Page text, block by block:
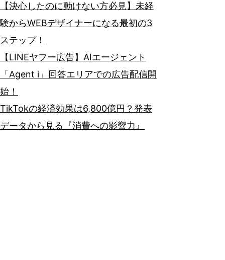
【決心したのに動けない方必見】未経
験からWEBデザイナーになる最初の3
ステップ！
【LINEヤフー広告】AIエージェント
「Agent i」回答エリアでの広告配信開
始！
TikTokの経済効果は6,800億円？発表
データから見る『消費への影響力』